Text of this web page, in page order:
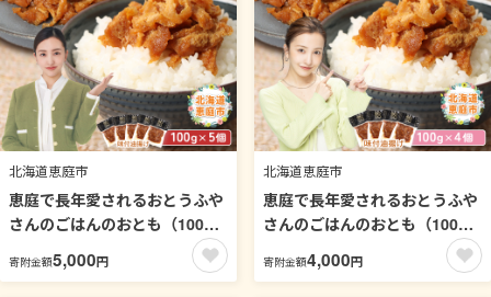
北海道恵庭市
恵庭で長年愛されるおとうふや
さんのごはんのおとも（100g×
寄附金額5,000円
北海道恵庭市
恵庭で長年愛されるおとうふや
さんのごはんのおとも（100g×
寄附金額4,000円